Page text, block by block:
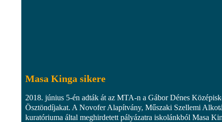
Masa Kinga sikere
2018. június 5-én adták át az MTA-n a Gábor Dénes
Ösztöndíjakat. A Novofer Alapítvány, Műszaki Szellemi
kuratóriuma által meghirdetett pályázatra iskolánkból Masa